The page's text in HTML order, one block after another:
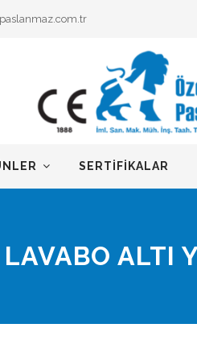
SERTIFIKALAR
LAVABO ALTI